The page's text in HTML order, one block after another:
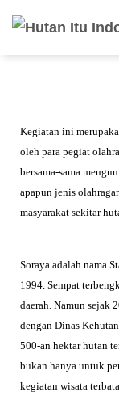
Dipublikasikan
Kegiatan ini
oleh para pegiat
bersama-sama
apapun jenis
masyarakat sekitar
Soraya adalah nama
1994. Sempat
daerah. Namun sejak
dengan Dinas
500-an hektar hutan
bukan hanya untuk
kegiatan wisata